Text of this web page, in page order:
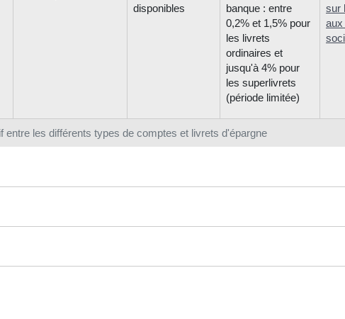
entre les différents types de comptes et livrets d'épargne
disponibles
banque : entre
0,2% et 1,5% pour
les livrets
ordinaires et
jusqu'à 4% pour
les superlivrets
(période limitée)
sur
aux